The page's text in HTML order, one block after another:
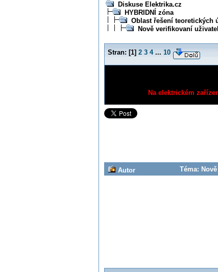
Diskuse Elektrika.cz
HYBRIDNÍ zóna
Oblast řešení teoretických
Nově verifikovaní
Stran: [1] 2 3 4 ... 10
Na elektrickém
Autor Téma: